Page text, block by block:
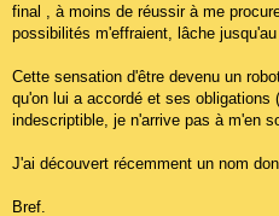
final , à moins de réussir à me
possibilités m'effraient, lâche jusqu'au
Cette sensation d'être devenu un
qu'on lui a accordé et ses obligations
indescriptible, je n'arrive pas à m'en
J'ai découvert récemment un nom
Bref.